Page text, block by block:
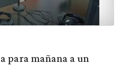
para mañana a un